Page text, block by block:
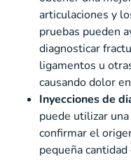
articulaciones y
pruebas pueden
diagnosticar
ligamentos u
causando dolor
Inyecciones de
puede utilizar
confirmar el
pequeña